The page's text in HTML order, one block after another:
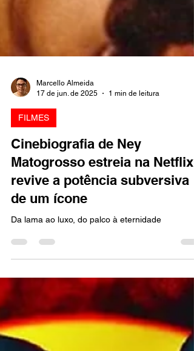
Marcello Almeida
17 de jun. de 2025
FILMES
Cinebiografia de Ney
Matogrosso estreia na Netflix
revive a potência subversiva
de um ícone
Da lama ao luxo, do palco à eternidade